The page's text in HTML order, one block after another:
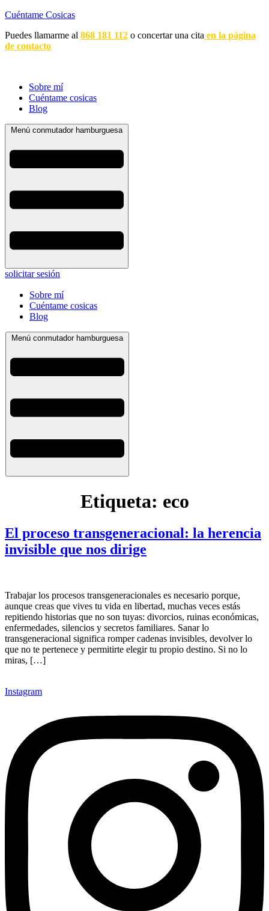
Cuéntame Cosicas
Puedes llamarme al 868 181 112 o concertar una cita en la página
de contacto
Sobre mí
Cuéntame cosicas
Blog
Menú conmutador hamburguesa
solicitar sesión
Sobre mí
Cuéntame cosicas
Blog
Menú conmutador hamburguesa
Etiqueta: eco
El proceso transgeneracional: la herencia
invisible que nos dirige
Trabajar los procesos transgeneracionales es necesario porque,
aunque creas que vives tu vida en libertad, muchas veces estás
repitiendo historias que no son tuyas: divorcios, ruinas económicas,
enfermedades, silencios y secretos familiares. Sanar lo
transgeneracional significa romper cadenas invisibles, devolver lo
que no te pertenece y permitirte elegir tu propio destino. Si no lo
miras, […]
Instagram